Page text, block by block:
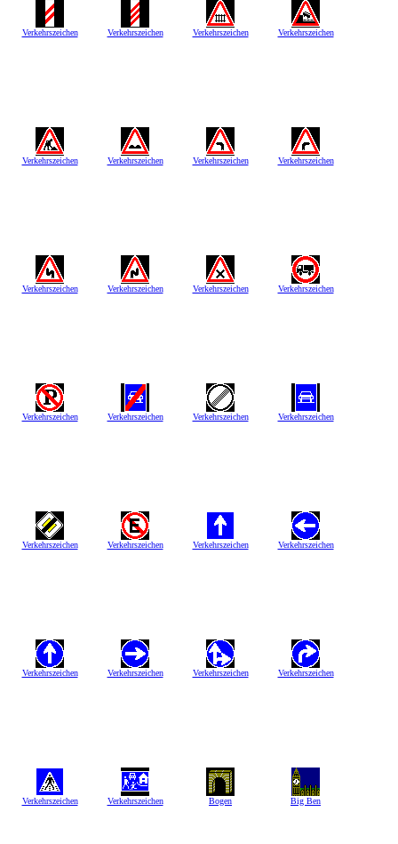
Verkehrszeichen Verkehrszeichen Verkehrszeichen Verkehrszeichen
Verkehrszeichen Verkehrszeichen Verkehrszeichen Verkehrszeichen
Verkehrszeichen Verkehrszeichen Verkehrszeichen Verkehrszeichen
Verkehrszeichen Verkehrszeichen Verkehrszeichen Verkehrszeichen
Verkehrszeichen Verkehrszeichen Verkehrszeichen Verkehrszeichen
Verkehrszeichen Verkehrszeichen Verkehrszeichen Verkehrszeichen
Verkehrszeichen Verkehrszeichen Bogen Big Ben